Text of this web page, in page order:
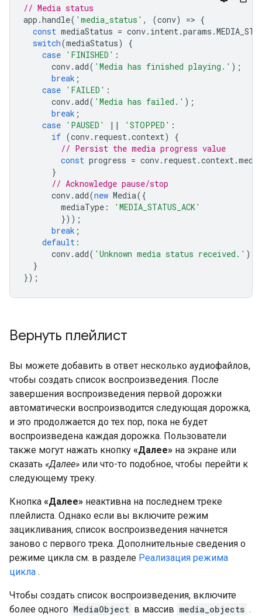
// Media status
app .handle( 'media_status' , (conv) => {
const mediaStatus = conv. intent.params .
switch(mediaStatus)
{
case 'FINISHED' :
conv.add( 'Media has finished playing.' );
break ;
case 'FAILED' :
conv.add( 'Media has failed.' );
break ;
case 'PAUSED' || 'STOPPED' :
if (conv. request.context)
{
// Persist the media progress value
const progress = conv. request.context.media
}
// Acknowledge pause/stop
conv.add(new Media({
mediaType :
'MEDIA_STATUS_ACK'
}));
break ;
default :
conv.add( 'Unknown media status received.' );
}
});
Вернуть плейлист
Вы можете добавить в ответ несколько аудиофайлов,
чтобы создать список воспроизведения. После
завершения воспроизведения первой дорожки
автоматически воспроизводится следующая дорожка,
и это продолжается до тех пор, пока не будет
воспроизведена каждая дорожка. Пользователи
также могут нажать кнопку «Далее» на экране или
сказать «Далее» или что-то подобное, чтобы перейти к
следующему треку.
Кнопка «Далее» неактивна на последнем треке
плейлиста. Однако если вы включите режим
зацикливания, список воспроизведения начнется
заново с первого трека. Дополнительные сведения о
режиме цикла см. в разделе Реализация режима
цикла .
Чтобы создать список воспроизведения, включите
более одного MediaObject в массив media_objects .